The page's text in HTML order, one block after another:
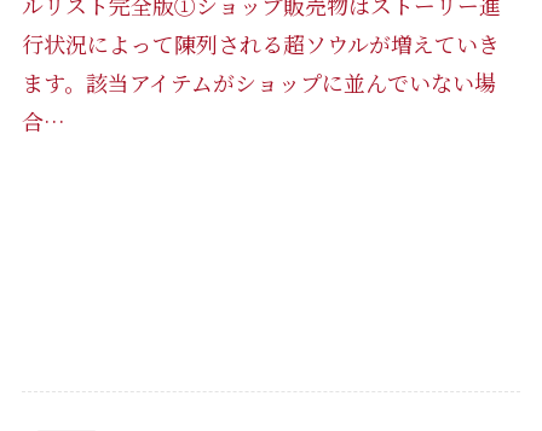
行状況によって陳列される超ソウルが増えていき
ます。該当アイテムがショップに並んでいない場
合…